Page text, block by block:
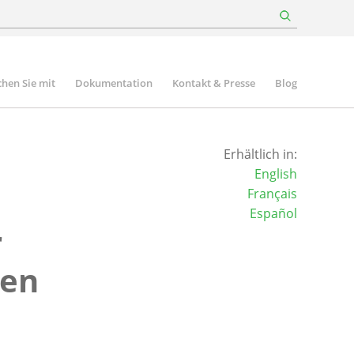
Sie mit Dokumentation Kontakt & Presse Blog
Erhältlich in:
English
Français
Español